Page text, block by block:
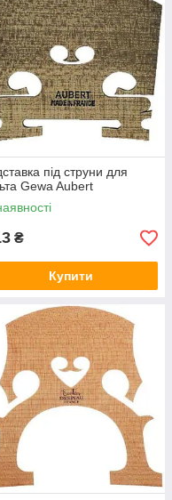
під струни для
Gewa Aubert
₴
Купити